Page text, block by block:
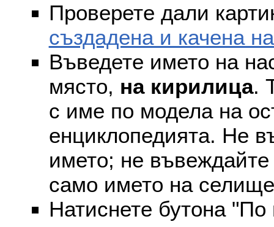
Проверете дали
създадена и качена
Въведете името на
място, на кирилица.
с име по модела на
енциклопедията. Не
името; не въвеждайте
само името на
Натиснете бутона